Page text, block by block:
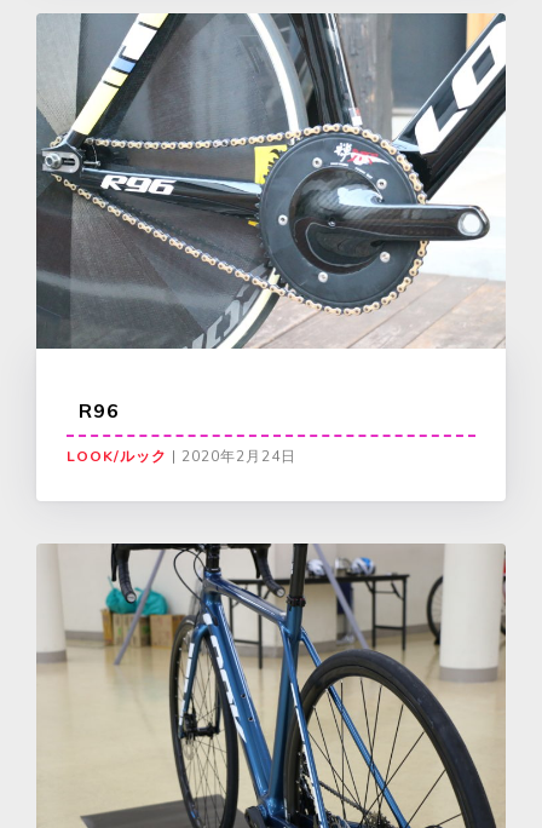
R96
LOOK/ルック | 2020年2月24日